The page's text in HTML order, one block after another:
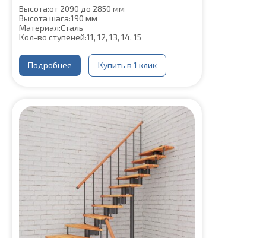
Высота:от 2090 до 2850 мм
Высота шага:190 мм
Материал:Сталь
Кол-во ступеней:11, 12, 13, 14, 15
Подробнее Купить в 1 клик